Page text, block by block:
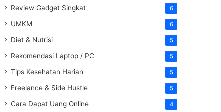
Review Gadget Singkat 6
UMKM 6
Diet & Nutrisi 5
Rekomendasi Laptop / PC 5
Tips Kesehatan Harian 5
Freelance & Side Hustle 5
Cara Dapat Uang Online 4